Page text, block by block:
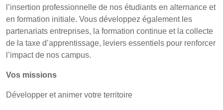
l’insertion professionnelle de nos étudiants en alternance et
en formation initiale. Vous développez également les
partenariats entreprises, la formation continue et la collecte
de la taxe d’apprentissage, leviers essentiels pour renforcer
l’impact de nos campus.
Vos missions
Développer et animer votre territoire